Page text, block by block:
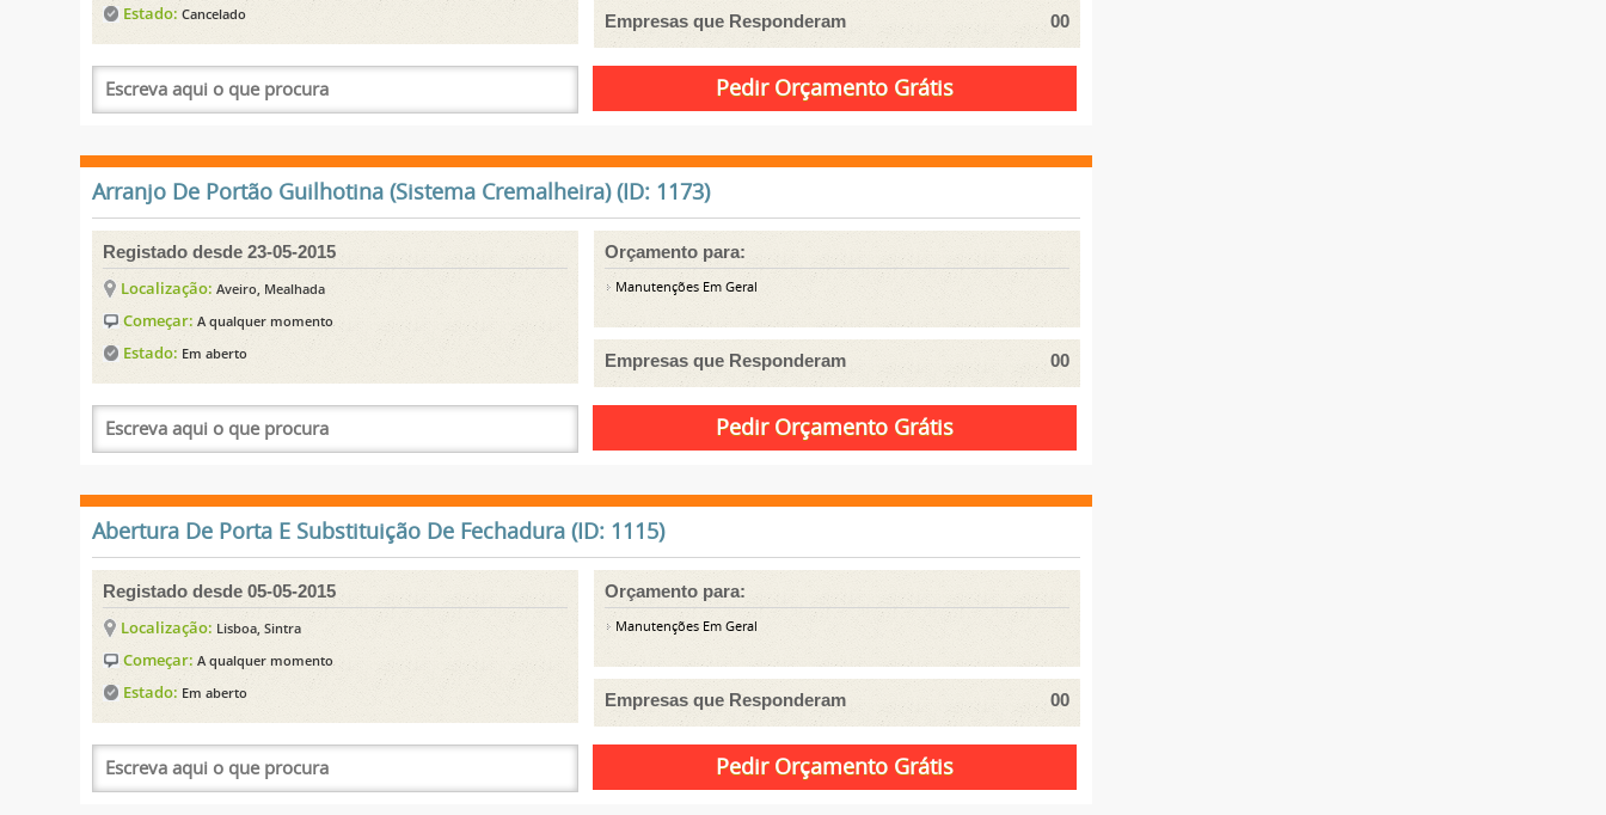
Estado:Cancelado Empresas que Responderam 00
Arranjo De Portão Guilhotina (Sistema Cremalheira) (ID: 1173)
Registado desde 23-05-2015
Localização:Aveiro, Mealhada
Começar:A qualquer momento
Estado: Em aberto
Orçamento para:
Manutenções Em Geral
Empresas que Responderam 00
Abertura De Porta E Substituição De Fechadura (ID: 1115)
Registado desde 05-05-2015
Localização: Lisboa, Sintra
Começar:A qualquer momento
Estado: Em aberto
Orçamento para:
Manutenções Em Geral
Empresas que Responderam 00